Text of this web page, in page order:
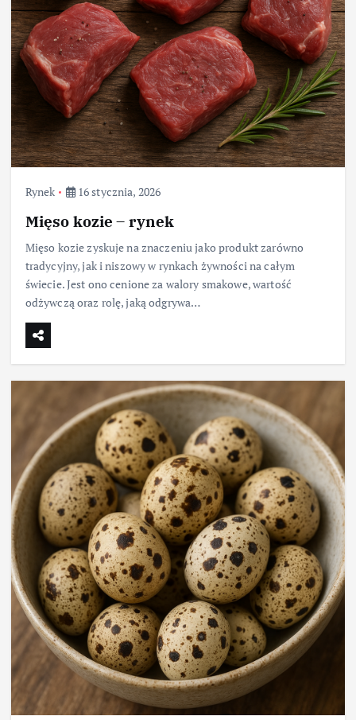
Rynek 16 stycznia, 2026
Mięso kozie – rynek
Mięso kozie zyskuje na znaczeniu jako produkt zarówno
tradycyjny, jak i niszowy w rynkach żywności na całym
świecie. Jest ono cenione za walory smakowe, wartość
odżywczą oraz rolę, jaką odgrywa…